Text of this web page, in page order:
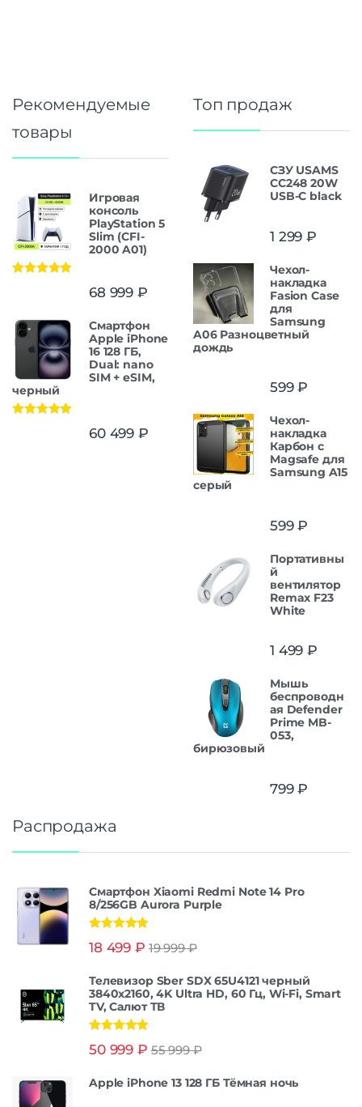
Рекомендуемые
товары
Игровая
консоль
PlayStation 5
Slim (CFI-
2000 A01)
68 999 ₽
Смартфон
Apple iPhone
16 128 ГБ,
Dual: nano
SIM + eSIM,
черный
60 499 ₽
Топ продаж
СЗУ USAMS
CC248 20W
USB-C black
1 299 ₽
Чехол-
накладка
Fasion Case
для
Samsung
A06 Разноцветный
дождь
599₽
Чехол-
накладка
Карбон c
Magsafe для
Samsung A15
серый
599₽
Портативны
й
вентилятор
Remax F23
White
1 499 ₽
Мышь
беспроводн
ая Defender
Prime MB-
053,
бирюзовый
799₽
Распродажа
Смартфон Xiaomi Redmi Note 14 Pro
8/256GB Aurora Purple
из 5
18 499 ₽ 19 999₽
Телевизор Sber SDX 65U4121 черный
3840x2160, 4K Ultra HD, 60 Гц, Wi-Fi, Smart
TV, Салют ТВ
из 5
50 999 ₽ 55 999₽
Apple iPhone 13 128 ГБ Тёмная ночь